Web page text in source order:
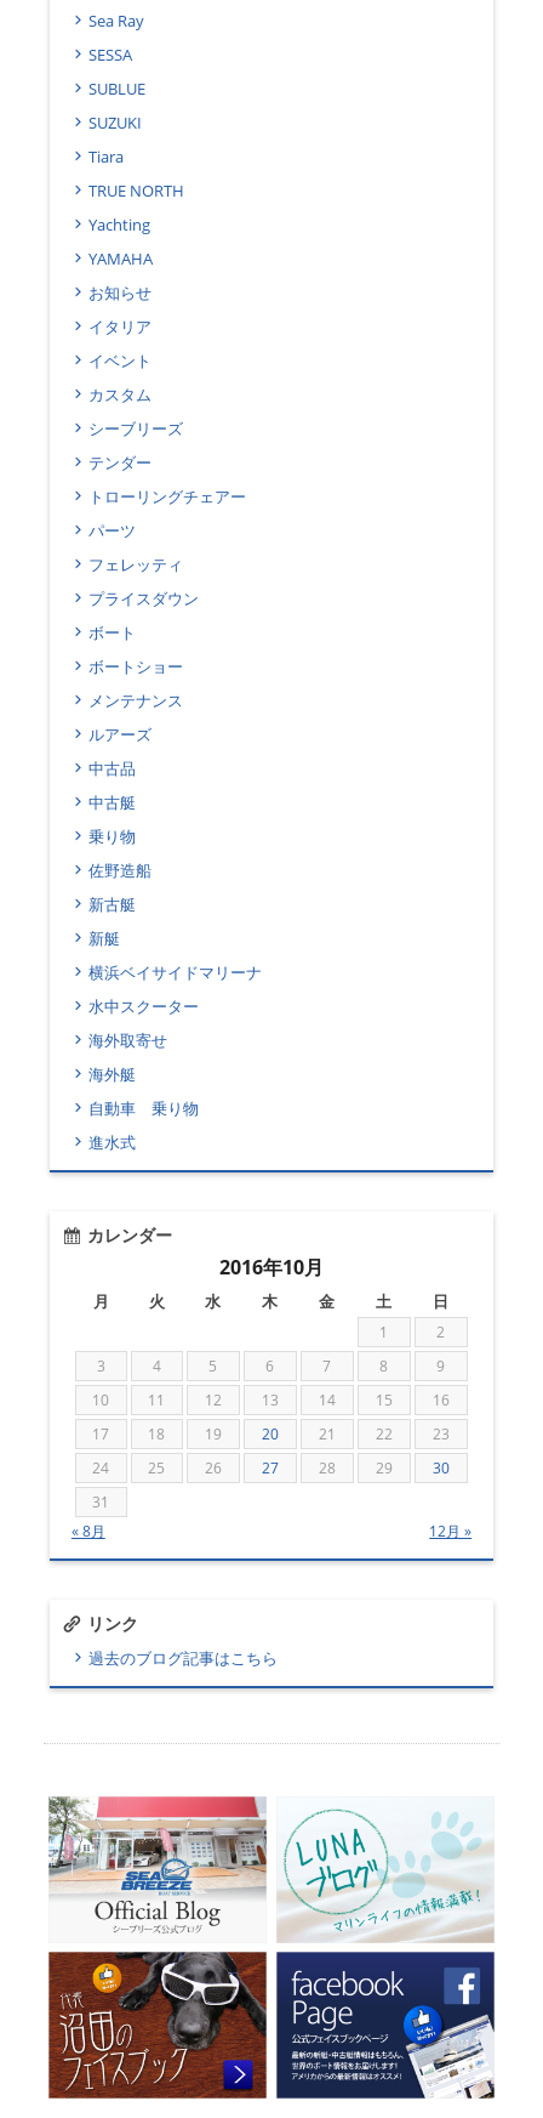
Sea Ray
SESSA
SUBLUE
SUZUKI
Tiara
TRUE NORTH
Yachting
YAMAHA
お知らせ
イタリア
イベント
カスタム
シーブリーズ
テンダー
トローリングチェアー
パーツ
フェレッティ
プライスダウン
ボート
ボートショー
メンテナンス
ルアーズ
中古品
中古艇
乗り物
佐野造船
新古艇
新艇
横浜ベイサイドマリーナ
水中スクーター
海外取寄せ
海外艇
自動車 乗り物
進水式
カレンダー
2016年10月
月 火 水 木 金 土 日
1
2
3
4 5 6 7 8
9
10
11 12 13 14 15
16
17
18 19 20 21 22
23
24
25 26 27 28 29
30
31
« 8月
12月 »
リンク
過去のブログ記事はこちら